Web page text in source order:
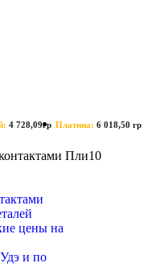
4 728,09гр Платина: 6 018,50 гр
Пли10